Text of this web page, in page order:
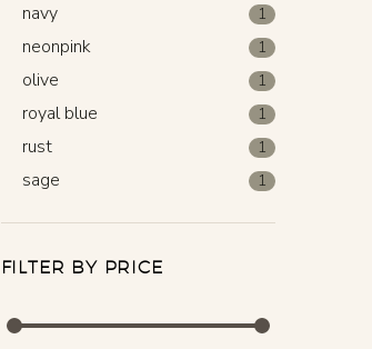
navy 1
neonpink 1
olive 1
royal blue 1
rust 1
sage 1
FILTER BY PRICE